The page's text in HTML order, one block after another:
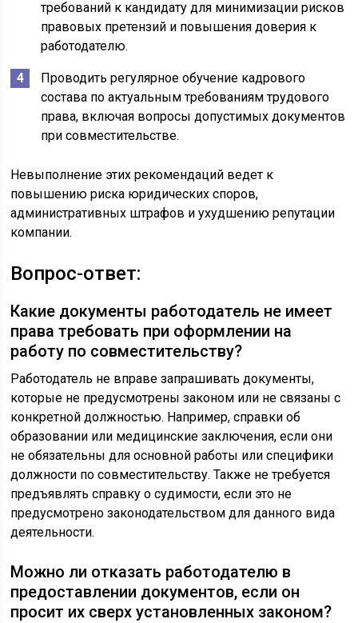
требований к кандидату для минимизации рисков
правовых претензий и повышения доверия к
работодателю.
Проводить регулярное обучение кадрового
состава по актуальным требованиям трудового
права, включая вопросы допустимых документов
при совместительстве.
Невыполнение этих рекомендаций ведет к
повышению риска юридических споров,
административных штрафов и ухудшению репутации
компании.
Вопрос-ответ:
Какие документы работодатель не имеет
права требовать при оформлении на
работу по совместительству?
Работодатель не вправе запрашивать документы,
которые не предусмотрены законом или не связаны с
конкретной должностью. Например, справки об
образовании или медицинские заключения, если они
не обязательны для основной работы или специфики
должности по совместительству. Также не требуется
предъявлять справку о судимости, если это не
предусмотрено законодательством для данного вида
деятельности.
Можно ли отказать работодателю в
предоставлении документов, если он
просит их сверх установленных законом?